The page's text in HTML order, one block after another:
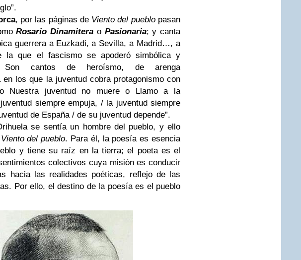
, por las páginas de Viento del pueblopasan
Rosario Dinamitera o Pasionaria; y canta
guerrera a Euzkadi, a Sevilla, a Madrid…, a
la que el fascismo se apoderó simbólica y
Son cantos de heroísmo, de arenga
en los que la juventud cobra protagonismo con
Nuestra juventud no muere o Llamo a la
siempre empuja, / la juventud siempre
de España / de su juventud depende”.
se sentía un hombre del pueblo, y ello
Viento del pueblo. Para él, la poesía es esencia
y tiene su raíz en la tierra; el poeta es el
colectivos cuya misión es conducir
hacia las realidades poéticas, reflejo de las
Por ello, el destino de la poesía es el pueblo